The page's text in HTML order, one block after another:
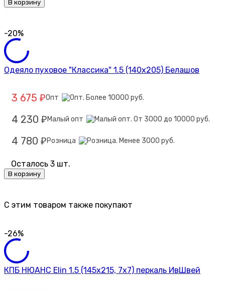
В корзину
-20%
Одеяло пуховое "Классика" 1.5 (140х205) Белашов
3 675 ₽Опт
4 230 ₽ Малый опт
4 780 ₽ Розница
Осталось 3 шт.
В корзину
C этим товаром также покупают
-26%
КПБ НЮАНС Elin 1.5 (145х215, 7х7) перкаль ИвШвей